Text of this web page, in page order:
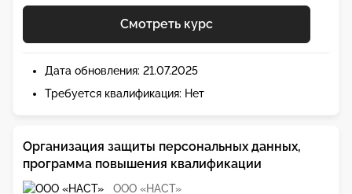
Смотреть курс
Дата обновления: 21.07.2025
Требуется квалификация: Нет
ООО «НАСТ»
Организация защиты персональных данных,
программа повышения квалификации